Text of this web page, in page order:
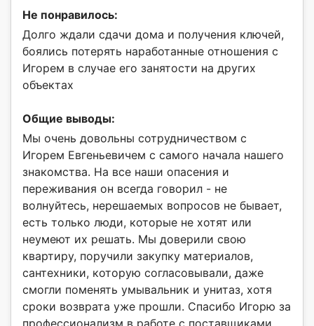
Не понравилось:
Долго ждали сдачи дома и получения ключей,
боялись потерять наработанные отношения с
Игорем в случае его занятости на других
объектах
Общие выводы:
Мы очень довольны сотрудничеством с
Игорем Евгеньевичем с самого начала нашего
знакомства. На все наши опасения и
переживания он всегда говорил - не
волнуйтесь, нерешаемых вопросов не бывает,
есть только люди, которые не хотят или
неумеют их решать. Мы доверили свою
квартиру, поручили закупку материалов,
сантехники, которую согласовывали, даже
смогли поменять умывальник и унитаз, хотя
сроки возврата уже прошли. Спасибо Игорю за